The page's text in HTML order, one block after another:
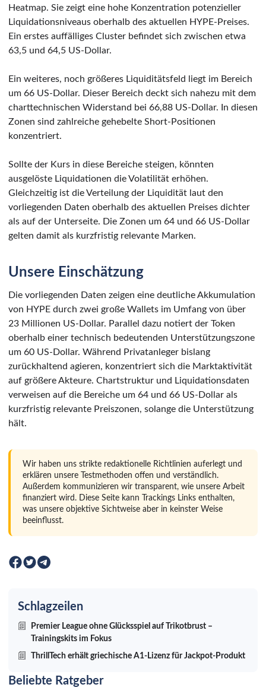
Heatmap. Sie zeigt eine hohe Konzentration potenzieller
Liquidationsniveaus oberhalb des aktuellen HYPE-Preises.
Ein erstes auffälliges Cluster befindet sich zwischen etwa
63,5 und 64,5 US-Dollar.
Ein weiteres, noch größeres Liquiditätsfeld liegt im Bereich
um 66 US-Dollar. Dieser Bereich deckt sich nahezu mit dem
charttechnischen Widerstand bei 66,88 US-Dollar. In diesen
Zonen sind zahlreiche gehebelte Short-Positionen
konzentriert.
Sollte der Kurs in diese Bereiche steigen, könnten
ausgelöste Liquidationen die Volatilität erhöhen.
Gleichzeitig ist die Verteilung der Liquidität laut den
vorliegenden Daten oberhalb des aktuellen Preises dichter
als auf der Unterseite. Die Zonen um 64 und 66 US-Dollar
gelten damit als kurzfristig relevante Marken.
Unsere Einschätzung
Die vorliegenden Daten zeigen eine deutliche Akkumulation
von HYPE durch zwei große Wallets im Umfang von über
23 Millionen US-Dollar. Parallel dazu notiert der Token
oberhalb einer technisch bedeutenden Unterstützungszone
um 60 US-Dollar. Während Privatanleger bislang
zurückhaltend agieren, konzentriert sich die Marktaktivität
auf größere Akteure. Chartstruktur und Liquidationsdaten
verweisen auf die Bereiche um 64 und 66 US-Dollar als
kurzfristig relevante Preiszonen, solange die Unterstützung
hält.
Wir haben uns strikte redaktionelle Richtlinien auferlegt und
erklären unsere Testmethoden offen und verständlich.
Außerdem kommunizieren wir transparent, wie unsere Arbeit
finanziert wird. Diese Seite kann Trackings Links enthalten,
was unsere objektive Sichtweise aber in keinster Weise
beeinflusst.
Schlagzeilen
Premier League ohne Glücksspiel auf Trikotbrust –
Trainingskits im Fokus
ThrillTech erhält griechische A1-Lizenz für Jackpot-Produkt
Beliebte Ratgeber